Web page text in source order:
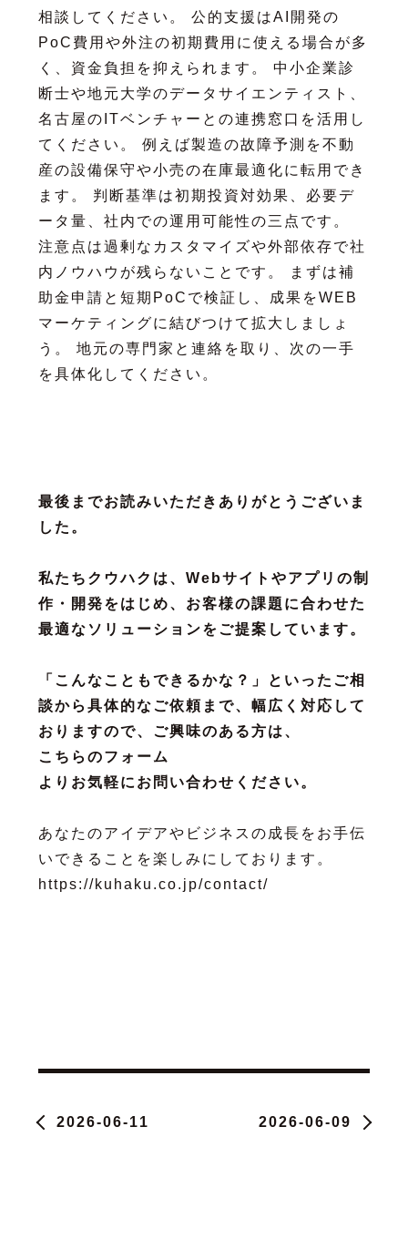
相談してください。 公的支援はAI開発の
PoC費用や外注の初期費用に使える場合が多
く、資金負担を抑えられます。 中小企業診
断士や地元大学のデータサイエンティスト、
名古屋のITベンチャーとの連携窓口を活用し
てください。 例えば製造の故障予測を不動
産の設備保守や小売の在庫最適化に転用でき
ます。 判断基準は初期投資対効果、必要デ
ータ量、社内での運用可能性の三点です。
注意点は過剰なカスタマイズや外部依存で社
内ノウハウが残らないことです。 まずは補
助金申請と短期PoCで検証し、成果をWEB
マーケティングに結びつけて拡大しましょ
う。 地元の専門家と連絡を取り、次の一手
を具体化してください。
最後までお読みいただきありがとうございま
した。
私たちクウハクは、Webサイトやアプリの制
作・開発をはじめ、お客様の課題に合わせた
最適なソリューションをご提案しています。
「こんなこともできるかな？」といったご相
談から具体的なご依頼まで、幅広く対応して
おりますので、ご興味のある方は、
こちらのフォーム
よりお気軽にお問い合わせください。
あなたのアイデアやビジネスの成長をお手伝
いできることを楽しみにしております。
https://kuhaku.co.jp/contact/
2026-06-11 2026-06-09